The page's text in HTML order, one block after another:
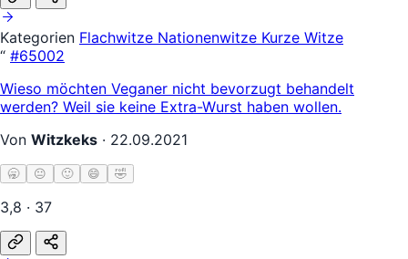
Kategorien Flachwitze Nationenwitze Kurze Witze
“ #65002
Wieso möchten Veganer nicht bevorzugt behandelt
werden? Weil sie keine Extra-Wurst haben wollen.
Von Witzkeks · 22.09.2021
🥱 😐 🙂 😄 🤣
3,8 · 37